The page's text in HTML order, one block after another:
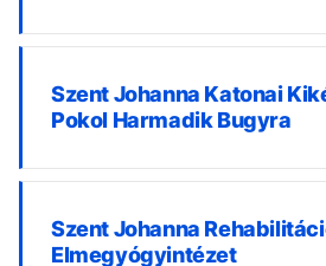
Szent Johanna Katonai
Pokol Harmadik Bugyra
Szent Johanna
Elmegyógyintézet